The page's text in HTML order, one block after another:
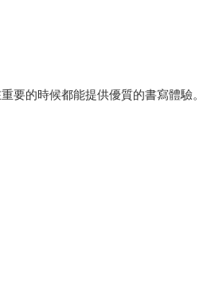
要的時候都能提供優質的書寫體